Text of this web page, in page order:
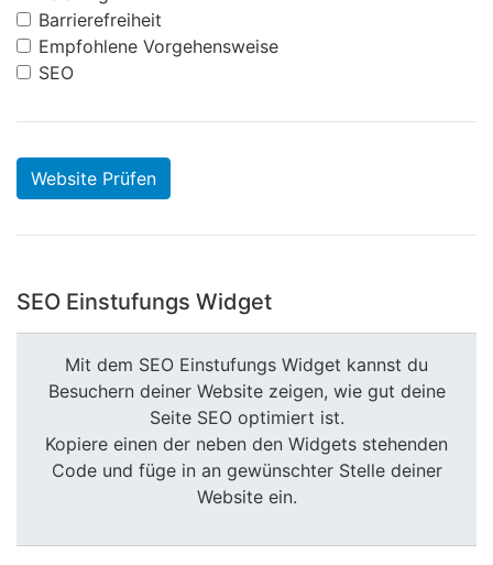
Barrierefreiheit
Empfohlene Vorgehensweise
SEO
Website Prüfen
SEO Einstufungs Widget
Mit dem SEO Einstufungs Widget kannst du
Besuchern deiner Website zeigen, wie gut deine
Seite SEO optimiert ist.
Kopiere einen der neben den Widgets stehenden
Code und füge in an gewünschter Stelle deiner
Website ein.